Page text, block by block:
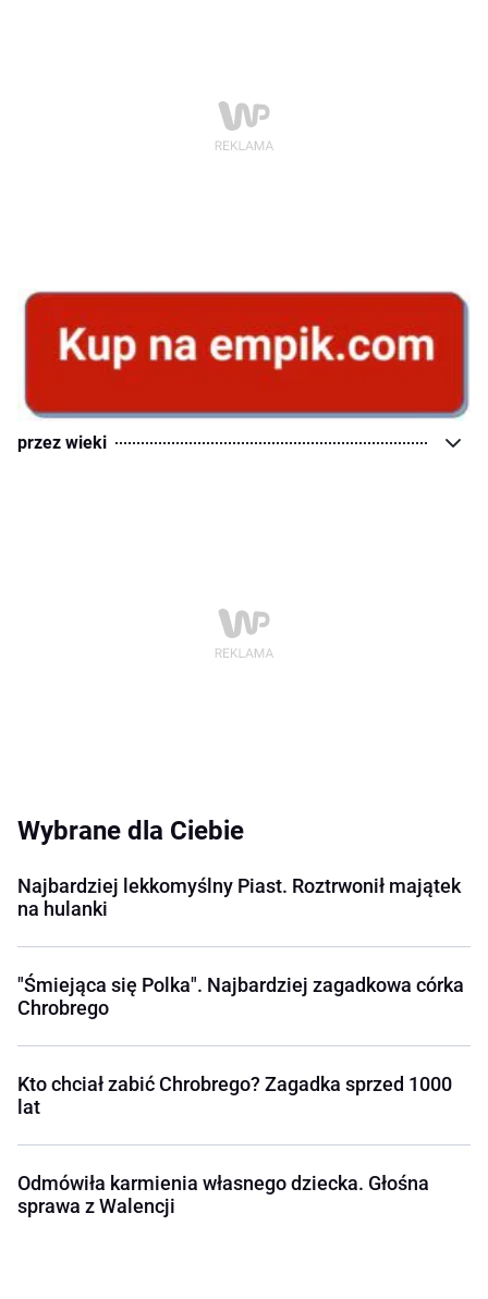
przez wieki
Wybrane dla Ciebie
Najbardziej lekkomyślny Piast. Roztrwonił majątek
na hulanki
"Śmiejąca się Polka". Najbardziej zagadkowa córka
Chrobrego
Kto chciał zabić Chrobrego? Zagadka sprzed 1000
lat
Odmówiła karmienia własnego dziecka. Głośna
sprawa z Walencji